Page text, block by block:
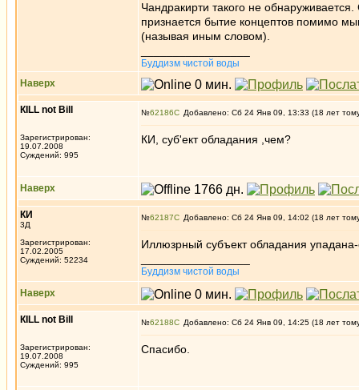
Чандракирти такого не
признается бытие концептов помимо
(называя иным словом).
Буддизм чистой воды
Наверх
КILL not Вill
Зарегистрирован:
19.07.2008
Суждений: 995
№62186 Добавлено: Сб 24 Янв 09, 13:33 (18 лет
КИ, суб'ект обладания ,чем?
Наверх
КИ
3Д
Зарегистрирован:
17.02.2005
Суждений: 52234
№62187 Добавлено: Сб 24 Янв 09, 14:02 (18 лет
Иллюзрный субъект обладания
Буддизм чистой воды
Наверх
КILL not Вill
Зарегистрирован:
19.07.2008
Суждений: 995
№62188 Добавлено: Сб 24 Янв 09, 14:25 (18 лет
Спасибо.